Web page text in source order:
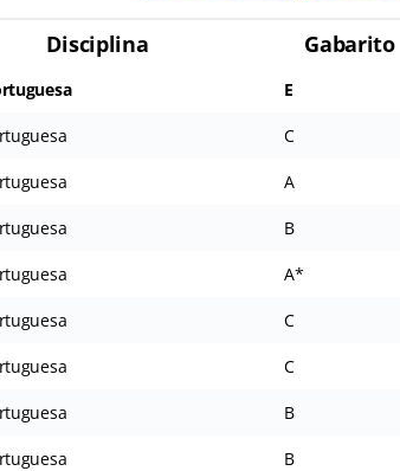
Disciplina Gabarito
E
C
A
B
A*
C
C
B
B